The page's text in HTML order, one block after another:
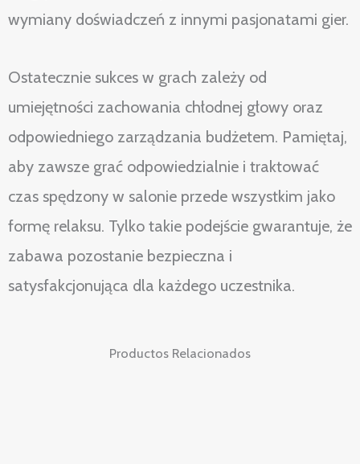
wymiany doświadczeń z innymi pasjonatami gier.
Ostatecznie sukces w grach zależy od
umiejętności zachowania chłodnej głowy oraz
odpowiedniego zarządzania budżetem. Pamiętaj,
aby zawsze grać odpowiedzialnie i traktować
czas spędzony w salonie przede wszystkim jako
formę relaksu. Tylko takie podejście gwarantuje, że
zabawa pozostanie bezpieczna i
satysfakcjonująca dla każdego uczestnika.
Productos Relacionados